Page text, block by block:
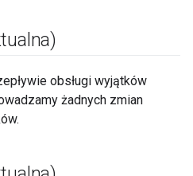
obsługi wyjątków
żadnych zmian